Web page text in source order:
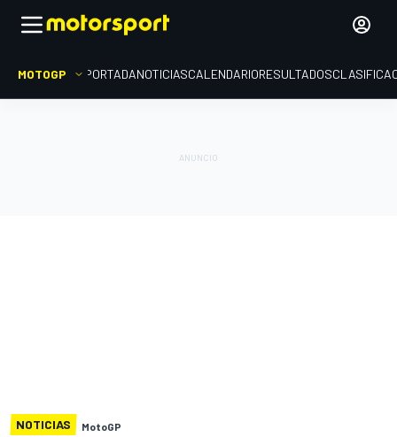
MOTOGP PORTADANOTICIASCALENDARIORESULTADOS
NOTICIAS MotoGP